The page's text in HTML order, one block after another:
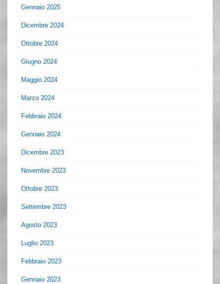
Gennaio 2025
Dicembre 2024
Ottobre 2024
Giugno 2024
Maggio 2024
Marzo 2024
Febbraio 2024
Gennaio 2024
Dicembre 2023
Novembre 2023
Ottobre 2023
Settembre 2023
Agosto 2023
Luglio 2023
Febbraio 2023
Gennaio 2023